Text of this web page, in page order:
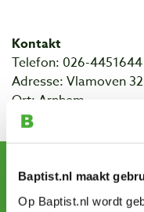
Baptist.nl maakt
Op Baptist.nl wordt
Kontakt
Telefon: 026-4451644
Adresse: Vlamoven 32
Ort: Arnhem
und erhalten Sie